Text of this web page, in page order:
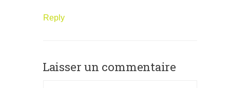
Reply
Laisser un commentaire